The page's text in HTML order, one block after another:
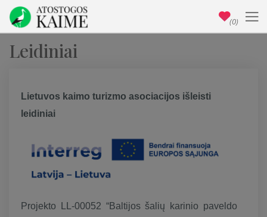
Leidiniai
Lietuvos kaimo turizmo asociacijos išleisti
leidiniai
Projekto LL-00052 “Baltijos šalių karinio paveldo
(0)